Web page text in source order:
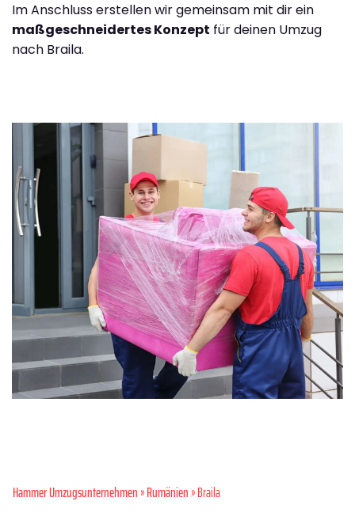
Im Anschluss erstellen wir gemeinsam mit dir ein
maßgeschneidertes Konzept für deinen Umzug
nach Braila.
Hammer Umzugsunternehmen»Rumänien» Braila